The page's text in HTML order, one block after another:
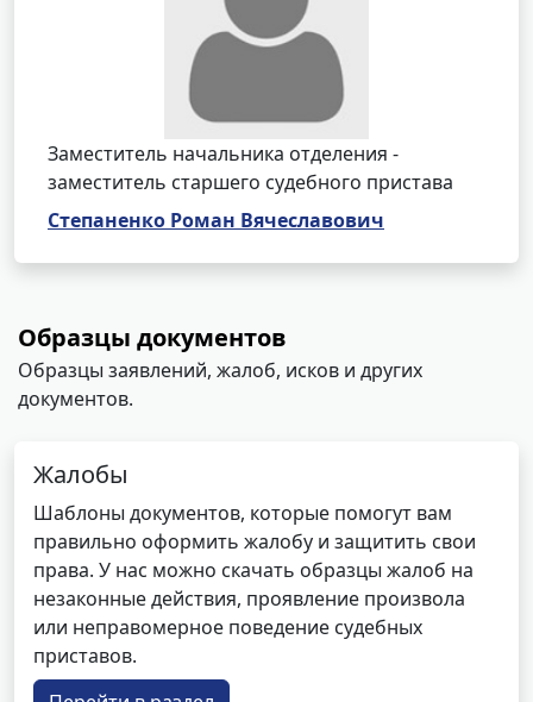
Заместитель начальника отделения -
заместитель старшего судебного пристава
Степаненко Роман Вячеславович
Образцы документов
Образцы заявлений, жалоб, исков и других
документов.
Жалобы
Шаблоны документов, которые помогут вам
правильно оформить жалобу и защитить свои
права. У нас можно скачать образцы жалоб на
незаконные действия, проявление произвола
или неправомерное поведение судебных
приставов.